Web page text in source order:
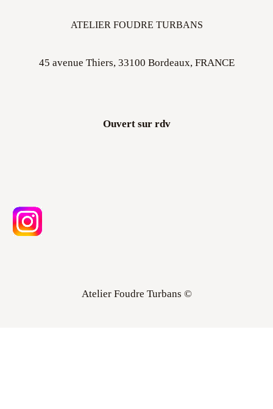
ATELIER FOUDRE TURBANS
45 avenue Thiers, 33100 Bordeaux, FRANCE
Ouvert sur rdv
Atelier Foudre Turbans ©